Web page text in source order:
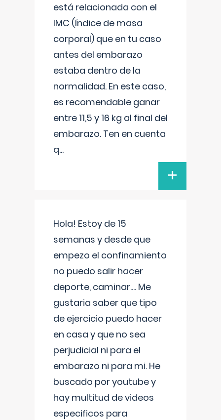
está relacionada con el
IMC (índice de masa
corporal) que en tu caso
antes del embarazo
estaba dentro de la
normalidad. En este caso,
es recomendable ganar
entre 11,5 y 16 kg al final del
embarazo. Ten en cuenta
q...
+
Hola! Estoy de 15
semanas y desde que
empezo el confinamiento
no puedo salir hacer
deporte, caminar.... Me
gustaria saber que tipo
de ejercicio puedo hacer
en casa y que no sea
perjudicial ni para el
embarazo ni para mi. He
buscado por youtube y
hay multitud de videos
especificos para